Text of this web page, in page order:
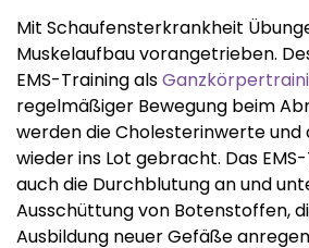
Mit Schaufensterkrankheit
Muskelaufbau vorangetrieben.
EMS-Training als
regelmäßiger Bewegung beim
werden die Cholesterinwerte und
wieder ins Lot gebracht. Das
auch die Durchblutung an und
Ausschüttung von Botenstoffen,
Ausbildung neuer Gefäße